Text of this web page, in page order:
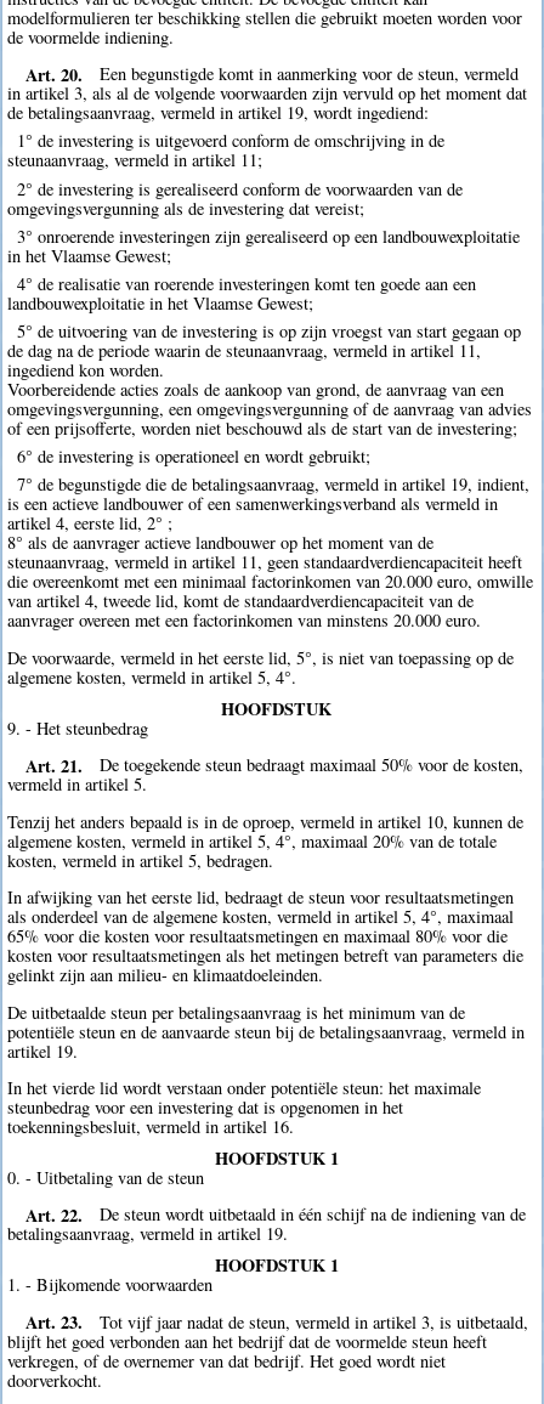
modelformulieren ter beschikking stellen die gebruikt moeten worden voor
de voormelde indiening.
Art. 20.
Een begunstigde komt in aanmerking voor de steun, vermeld
in artikel 3, als al de volgende voorwaarden zijn vervuld op het moment dat
de betalingsaanvraag, vermeld in artikel 19, wordt ingediend:
1° de investering is uitgevoerd conform de omschrijving in de
steunaanvraag, vermeld in artikel 11;
2° de investering is gerealiseerd conform de voorwaarden van de
omgevingsvergunning als de investering dat vereist;
3° onroerende investeringen zijn gerealiseerd op een landbouwexploitatie
in het Vlaamse Gewest;
4° de realisatie van roerende investeringen komt ten goede aan een
landbouwexploitatie in het Vlaamse Gewest;
5° de uitvoering van de investering is op zijn vroegst van start gegaan op
de dag na de periode waarin de steunaanvraag, vermeld in artikel 11,
ingediend kon worden.
Voorbereidende acties zoals de aankoop van grond, de aanvraag van een
omgevingsvergunning, een omgevingsvergunning of de aanvraag van advies
of een prijsofferte, worden niet beschouwd als de start van de investering;
6° de investering is operationeel en wordt gebruikt;
7° de begunstigde die de betalingsaanvraag, vermeld in artikel 19, indient,
is een actieve landbouwer of een samenwerkingsverband als vermeld in
artikel 4, eerste lid, 2° ;
8° als de aanvrager actieve landbouwer op het moment van de
steunaanvraag, vermeld in artikel 11, geen standaardverdiencapaciteit heeft
die overeenkomt met een minimaal factorinkomen van 20.000 euro, omwille
van artikel 4, tweede lid, komt de standaardverdiencapaciteit van de
aanvrager overeen met een factorinkomen van minstens 20.000 euro.
De voorwaarde, vermeld in het eerste lid, 5°, is niet van toepassing op de
algemene kosten, vermeld in artikel 5, 4°.
HOOFDSTUK
9. - Het steunbedrag
Art. 21.
De toegekende steun bedraagt maximaal 50% voor de kosten,
vermeld in artikel 5.
Tenzij het anders bepaald is in de oproep, vermeld in artikel 10, kunnen de
algemene kosten, vermeld in artikel 5, 4°, maximaal 20% van de totale
kosten, vermeld in artikel 5, bedragen.
In afwijking van het eerste lid, bedraagt de steun voor resultaatsmetingen
als onderdeel van de algemene kosten, vermeld in artikel 5, 4°, maximaal
65% voor die kosten voor resultaatsmetingen en maximaal 80% voor die
kosten voor resultaatsmetingen als het metingen betreft van parameters die
gelinkt zijn aan milieu- en klimaatdoeleinden.
De uitbetaalde steun per betalingsaanvraag is het minimum van de
potentiële steun en de aanvaarde steun bij de betalingsaanvraag, vermeld in
artikel 19.
In het vierde lid wordt verstaan onder potentiële steun: het maximale
steunbedrag voor een investering dat is opgenomen in het
toekenningsbesluit, vermeld in artikel 16.
HOOFDSTUK 1
0. - Uitbetaling van de steun
Art. 22.
De steun wordt uitbetaald in één schijf na de indiening van de
betalingsaanvraag, vermeld in artikel 19.
HOOFDSTUK 1
1. - Bijkomende voorwaarden
Art. 23.
Tot vijf jaar nadat de steun, vermeld in artikel 3, is uitbetaald,
blijft het goed verbonden aan het bedrijf dat de voormelde steun heeft
verkregen, of de overnemer van dat bedrijf. Het goed wordt niet
doorverkocht.